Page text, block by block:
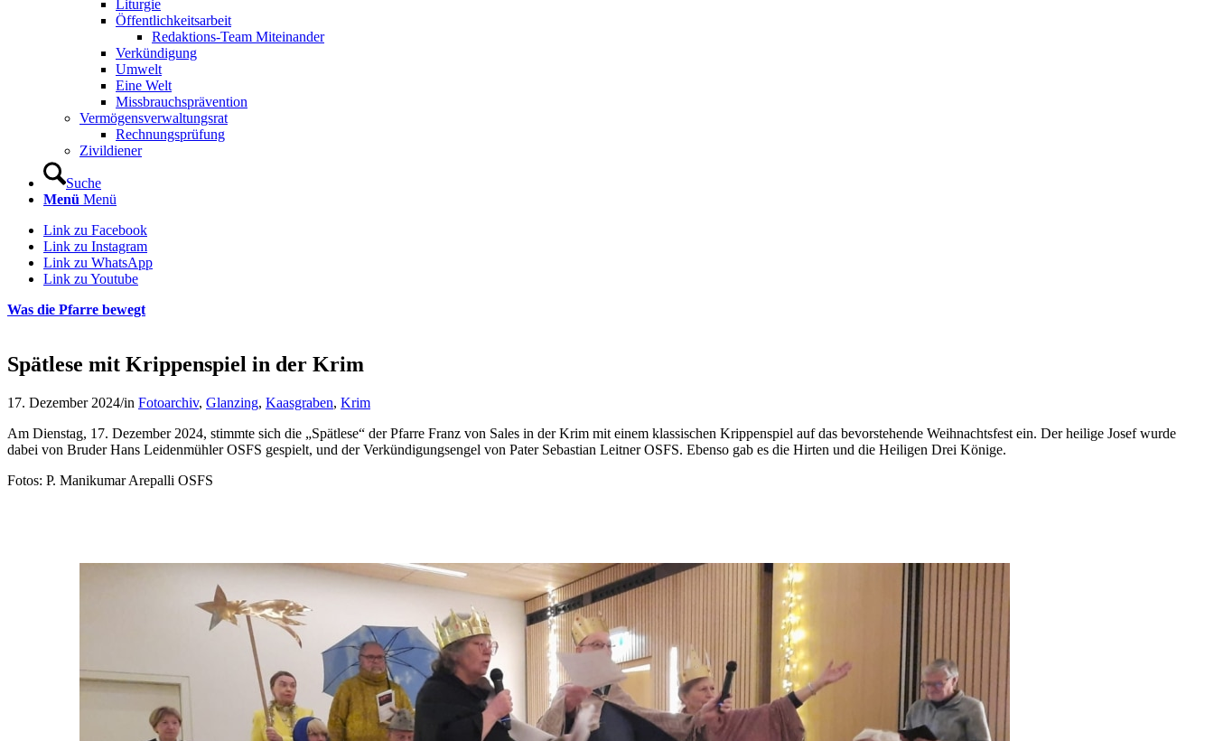
Liturgie
Öffentlichkeitsarbeit
Redaktions-Team Miteinander
Verkündigung
Umwelt
Eine Welt
Missbrauchsprävention
Vermögensverwaltungsrat
Rechnungsprüfung
Zivildiener
Suche
Menü Menü
Link zu Facebook
Link zu Instagram
Link zu WhatsApp
Link zu Youtube
Was die Pfarre bewegt
Spätlese mit Krippenspiel in der Krim
17. Dezember 2024/in Fotoarchiv, Glanzing, Kaasgraben, Krim
Am Dienstag, 17. Dezember 2024, stimmte sich die „Spätlese“ der Pfarre Franz von Sales in der Krim mit einem klassischen Krippenspiel auf das bevorstehende Weihnachtsfest ein. Der heilige Josef wurde
dabei von Bruder Hans Leidenmühler OSFS gespielt, und der Verkündigungsengel von Pater Sebastian Leitner OSFS. Ebenso gab es die Hirten und die Heiligen Drei Könige.
Fotos: P. Manikumar Arepalli OSFS